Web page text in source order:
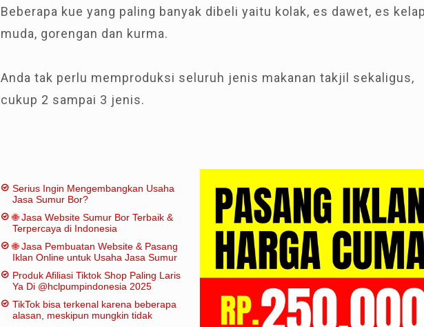
Beberapa kue yang paling banyak dibeli yaitu kolak, es dawet, es
muda, gorengan dan kurma.
Anda tak perlu memproduksi seluruh jenis makanan takjil sekaligus,
cukup 2 sampai 3 jenis.
Serius Ingin Mengembangkan Usaha
Jasa Sumur Bor?
🌐 Jasa Website Sumur Bor Terbaik &
Terpercaya di Indonesia
🌐 Jasa Pembuatan Website & Pasang
Iklan Online untuk Usaha Jasa Sumur
Produk Afiliasi Tiktok Shop Paling Laris
Ya Di @hclpumpindonesia 2025
TikTok bisa terkenal karena beberapa
alasan, meskipun mungkin tidak